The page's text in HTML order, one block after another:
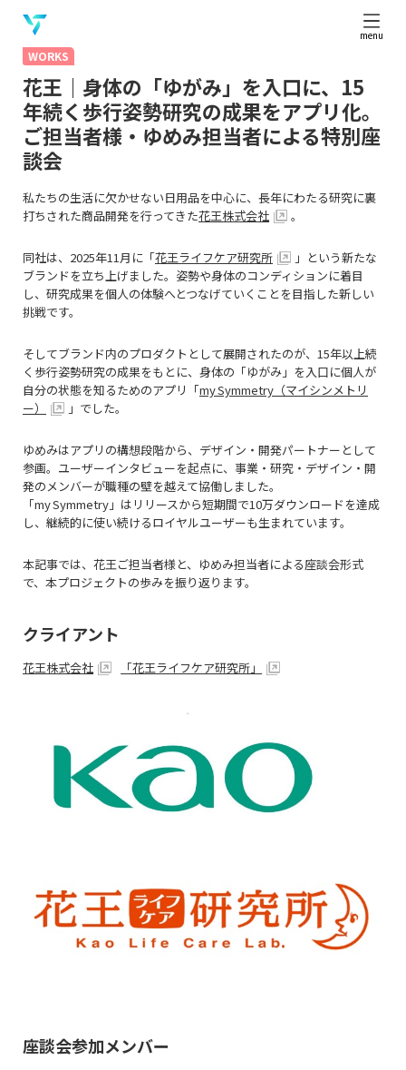
menu
WORKS
花王｜身体の「ゆがみ」を入口に、15
年続く歩行姿勢研究の成果をアプリ化。
ご担当者様・ゆめみ担当者による特別座
談会
私たちの生活に欠かせない日用品を中心に、長年にわたる研究に裏
打ちされた商品開発を行ってきた花王株式会社 。
同社は、 2025年11月に「花王ライフケア研究所
」という新たな
ブランドを立ち上げました。姿勢や身体のコンディションに着目
し、研究成果を個人の体験へとつなげていくことを目指した新しい
挑戦です。
そしてブランド内のプロダクトとして展開されたのが、15年以上続
く歩行姿勢研究の成果をもとに、身体の「ゆがみ」を入口に個人が
自分の状態を知るためのアプリ「mySymmetry （マイシンメトリ
ー）
」でした。
ゆめみはアプリの構想段階から、デザイン・開発パートナーとして
参画。ユーザーインタビューを起点に、事業・研究・デザイン・開
発のメンバーが職種の壁を越えて協働しました。
「mySymmetry 」はリリースから短期間で10万ダウンロードを達成
し、継続的に使い続けるロイヤルユーザーも生まれています。
本記事では、花王ご担当者様と、ゆめみ担当者による座談会形式
で、本プロジェクトの歩みを振り返ります。
クライアント
花王株式会社 「花王ライフケア研究所」
座談会参加メンバー